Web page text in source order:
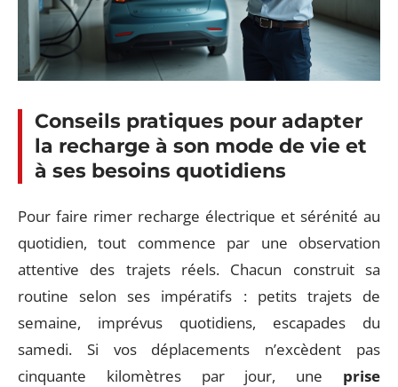
Conseils pratiques pour adapter
la recharge à son mode de vie et
à ses besoins quotidiens
Pour faire rimer recharge électrique et sérénité au
quotidien, tout commence par une observation
attentive des trajets réels. Chacun construit sa
routine selon ses impératifs : petits trajets de
semaine, imprévus quotidiens, escapades du
samedi. Si vos déplacements n’excèdent pas
cinquante kilomètres par jour, une prise